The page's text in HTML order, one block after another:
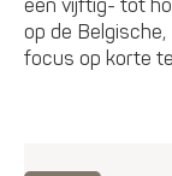
een vijftig- tot
op de
focus op korte